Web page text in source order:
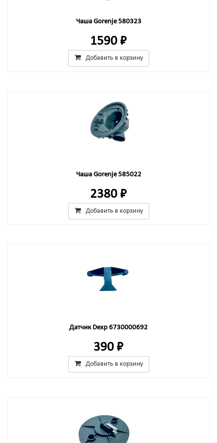
Чаша Gorenje 580323
1590 ₽
Добавить в корзину
Чаша Gorenje 585022
2380 ₽
Добавить в корзину
Датчик Dexp 6730000692
390 ₽
Добавить в корзину